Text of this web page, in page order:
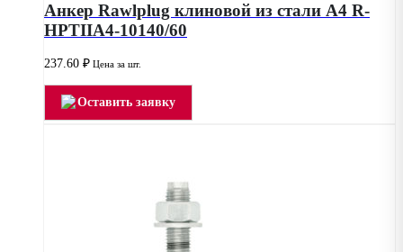
Анкер Rawlplug клиновой из стали А4 R-
HPTIIA4-10140/60
237.60 ₽ Цена за шт.
Оставить заявку